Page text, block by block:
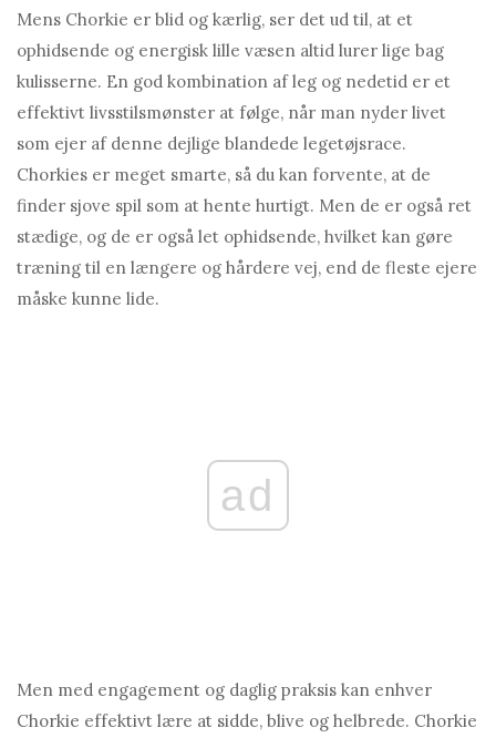
Mens Chorkie er blid og kærlig, ser det ud til, at et
ophidsende og energisk lille væsen altid lurer lige bag
kulisserne. En god kombination af leg og nedetid er et
effektivt livsstilsmønster at følge, når man nyder livet
som ejer af denne dejlige blandede legetøjsrace.
Chorkies er meget smarte, så du kan forvente, at de
finder sjove spil som at hente hurtigt. Men de er også ret
stædige, og de er også let ophidsende, hvilket kan gøre
træning til en længere og hårdere vej, end de fleste ejere
måske kunne lide.
ad
Men med engagement og daglig praksis kan enhver
Chorkie effektivt lære at sidde, blive og helbrede. Chorkie